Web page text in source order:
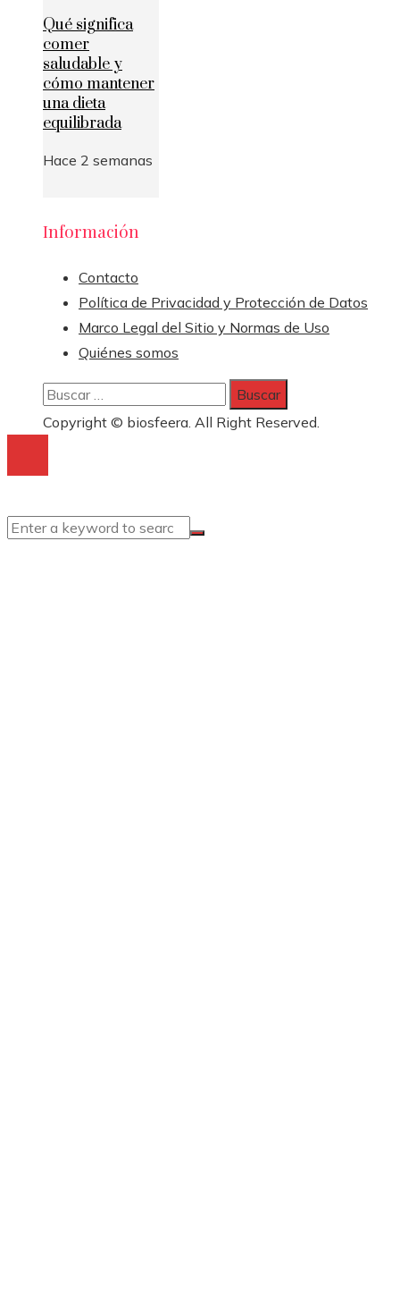
Qué significa
comer
saludable y
cómo mantener
una dieta
equilibrada
Hace 2 semanas
Información
Contacto
Política de Privacidad y Protección de Datos
Marco Legal del Sitio y Normas de Uso
Quiénes somos
Buscar:
Copyright © biosfeera. All Right Reserved.